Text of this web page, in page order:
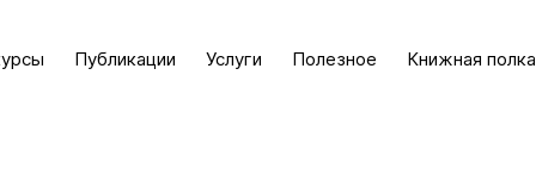
Публикации Услуги Полезное Книжная полка